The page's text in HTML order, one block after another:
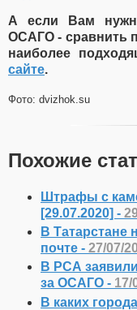
А если Вам
ОСАГО - сравнить
наиболее
сайте.
Фото: dvizhok.su
Похожие
Штрафы с
[29.07.2020] -
В
почте - 27/07/
В РСА
за ОСАГО - 17/
В каких